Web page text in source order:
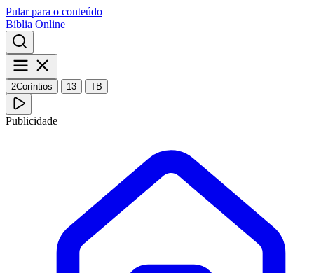
Pular para o conteúdo
Bíblia Online
2Coríntios 13 TB
Publicidade